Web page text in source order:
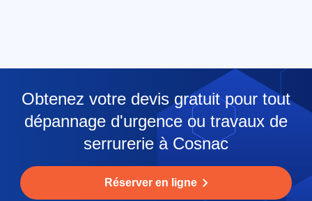
Obtenez votre devis gratuit pour tout
dépannage d'urgence ou travaux de
serrurerie à Cosnac
Réserver en ligne